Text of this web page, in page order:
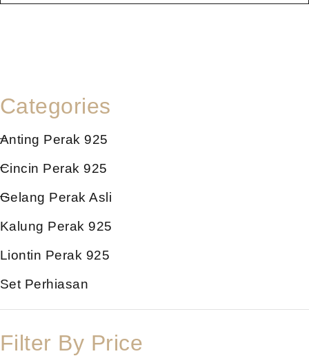
Categories
Anting Perak 925
Cincin Perak 925
Gelang Perak Asli
Kalung Perak 925
Liontin Perak 925
Set Perhiasan
Filter By Price